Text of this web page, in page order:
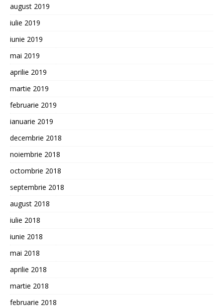
august 2019
iulie 2019
iunie 2019
mai 2019
aprilie 2019
martie 2019
februarie 2019
ianuarie 2019
decembrie 2018
noiembrie 2018
octombrie 2018
septembrie 2018
august 2018
iulie 2018
iunie 2018
mai 2018
aprilie 2018
martie 2018
februarie 2018